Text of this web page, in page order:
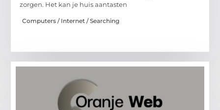
zorgen. Het kan je huis aantasten
Computers / Internet / Searching